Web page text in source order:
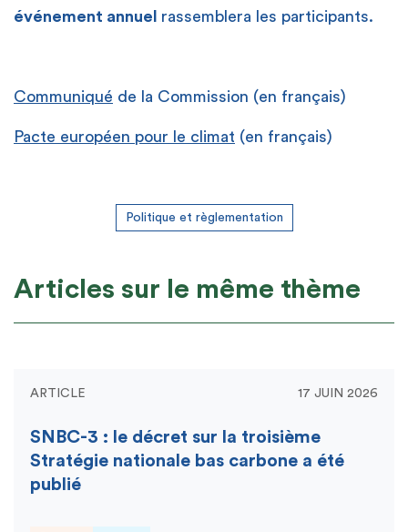
événement annuel rassemblera les participants.
Communiqué de la Commission (en français)
Pacte européen pour le climat (en français)
Politique et règlementation
Articles sur le même thème
ARTICLE 17 JUIN 2026
SNBC-3 : le décret sur la troisième
Stratégie nationale bas carbone a été
publié